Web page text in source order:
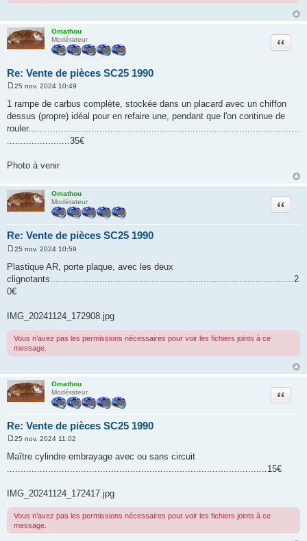
Omathou
Modérateur
Re: Vente de pièces SC25 1990
Citation
s
s
g
25 nov. 2024 10:49
1 rampe de carbus complète, stockée dans un placard avec un chiffon
dessus (propre) idéal pour en refaire une, pendant que l'on continue de
rouler...................................................................................................
.......................35€
Photo à venir
Omathou
Modérateur
Re: Vente de pièces SC25 1990
Citation
s
s
a
g
25 nov. 2024 10:59
Plastique AR, porte plaque, avec les deux
clignotants.........................................................................................2
0€
IMG_20241124_172908.jpg
Vous n’avez pas les permissions nécessaires pour voir les fichiers joints à ce
message.
Omathou
Modérateur
Re: Vente de pièces SC25 1990
Citation
s
e
25 nov. 2024 11:02
Maître cylindre embrayage avec ou sans circuit
...............................................................................................15€
IMG_20241124_172417.jpg
Vous n’avez pas les permissions nécessaires pour voir les fichiers joints à ce
message.